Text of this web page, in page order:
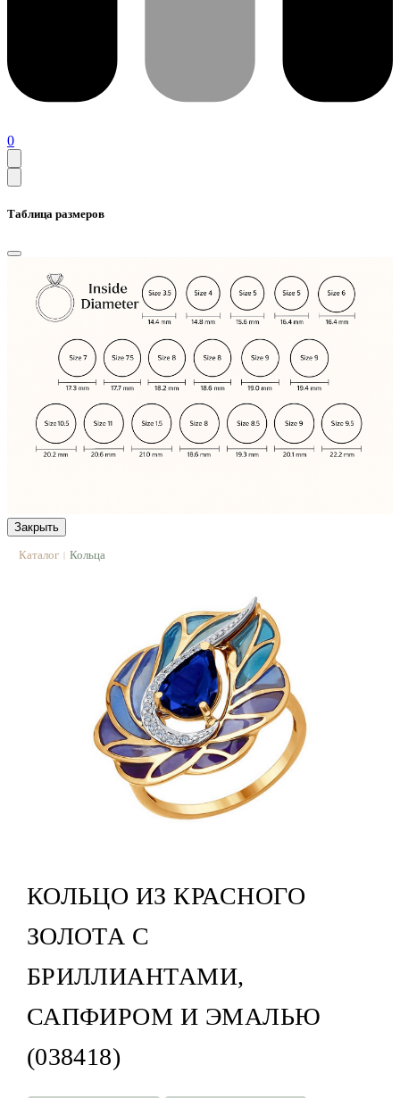
0
Таблица размеров
Закрыть
Каталог | Кольца
КОЛЬЦО ИЗ КРАСНОГО
ЗОЛОТА С
БРИЛЛИАНТАМИ,
САПФИРОМ И ЭМАЛЬЮ
(038418)